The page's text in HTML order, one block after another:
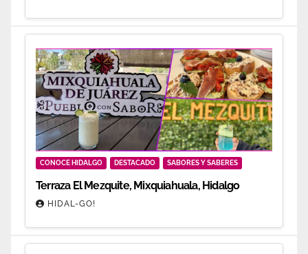
CONOCE HIDALGO DESTACADO SABORES Y SABERES
Terraza El Mezquite, Mixquiahuala, Hidalgo
HIDAL-GO!